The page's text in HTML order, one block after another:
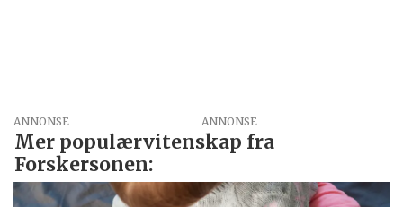
ANNONSE
Mer populærvitenskap fra
Forskersonen: